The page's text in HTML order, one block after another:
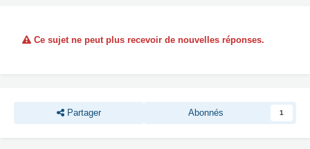
Ce sujet ne peut plus recevoir de nouvelles réponses.
Partager Abonnés 1